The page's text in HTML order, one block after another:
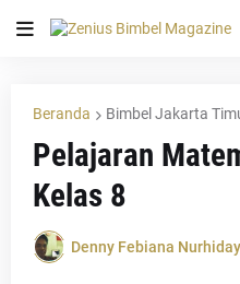
Beranda Bimbel Jakarta
Pelajaran
Kelas 8
Denny Febiana